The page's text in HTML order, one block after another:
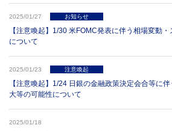
2025/01/27 お知らせ
【注意喚起】1/30 米FOMC発表に伴う相場変動
について
2025/01/23 注意喚起
【注意喚起】1/24 日銀の金融政策決定会合等に
大等の可能性について
2025/01/18